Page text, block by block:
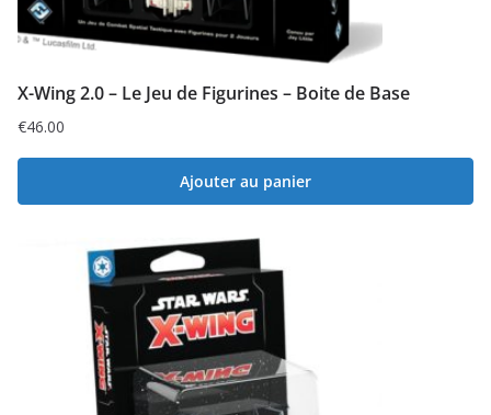
X-Wing 2.0 – Le Jeu de Figurines – Boite de Base
€46.00
Ajouter au panier